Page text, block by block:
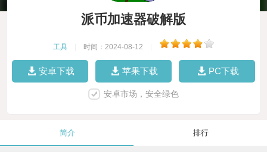
派币加速器破解版
工具 时间：2024-08-12
安卓下载 苹果下载 PC下载
安卓市场，安全绿色
简介 排行